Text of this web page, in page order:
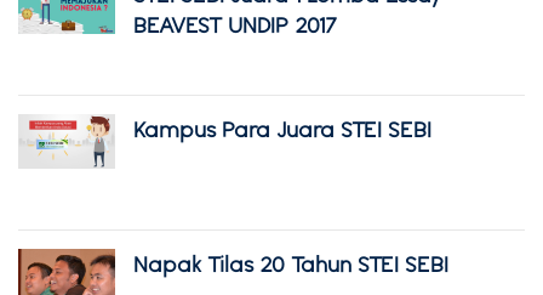
BEAVEST UNDIP 2017
Kampus Para Juara STEI SEBI
Napak Tilas 20 Tahun STEI SEBI